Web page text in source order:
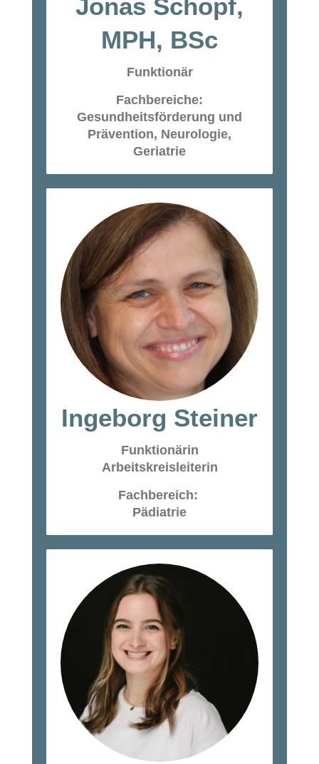
Jonas Schöpf,
MPH, BSc
Funktionär
Fachbereiche:
Gesundheitsförderung und
Prävention, Neurologie,
Geriatrie
Ingeborg Steiner
Funktionärin
Arbeitskreisleiterin
Fachbereich:
Pädiatrie